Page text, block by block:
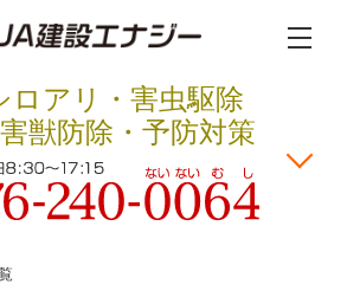
MENU
ロアリ・害虫駆除
害獣防除・予防対策